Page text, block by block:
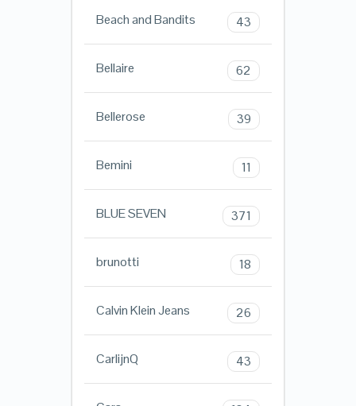
Beach and Bandits 43
Bellaire 62
Bellerose 39
Bemini 11
BLUE SEVEN 371
brunotti 18
Calvin Klein Jeans 26
CarlijnQ 43